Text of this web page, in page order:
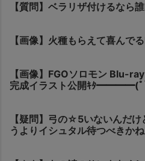
【質問】ベラリザ付けるなら
【画像】火種もらえて喜んで
【画像】FGOソロモン Blu-
完成イラスト公開ｷﾀ
【疑問】弓の☆5いないんだ
うよりイシュタル待つべきか